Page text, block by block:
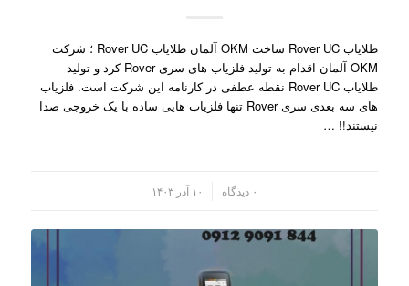
طلایاب Rover UC ساخت OKM آلمان طلایاب Rover UC ؛ شرکت
OKM آلمان اقدام به تولید فلزیاب های سری Rover کرد و تولید
طلایاب Rover UC نقطه عطفی در کارنامه این شرکت است. فلزیاب
های سه بعدی سری Rover تنها فلزیاب هایی ساده با یک خروجی صدا
نیستند!! …
۰ دیدگاه ۱۰ آذر ۱۴۰۳